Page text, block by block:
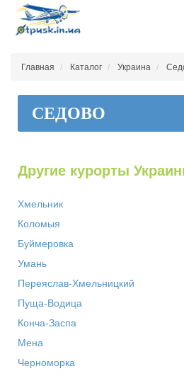
Главная Каталог Украина
СЕДОВО
Другие курорты
Хмельник
Коломыя
Буймеровка
Умань
Переяслав-Хмельницкий
Пуща-Водица
Конча-Заспа
Мена
Черноморка